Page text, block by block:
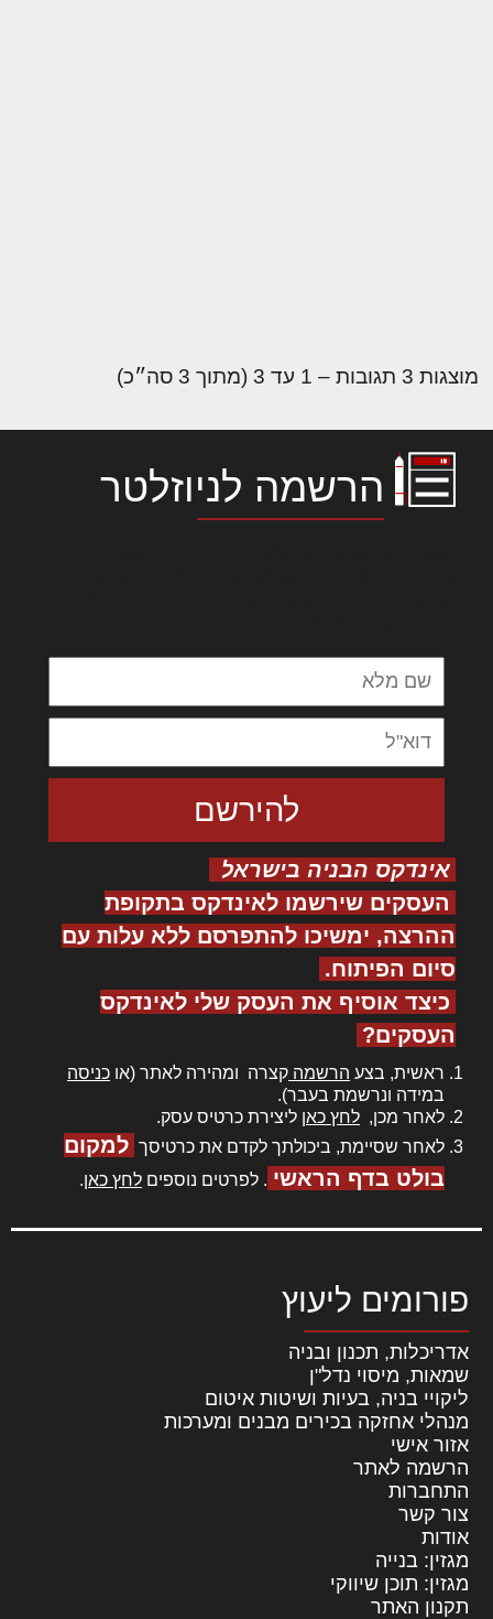
מוצגות 3 תגובות – 1 עד 3 (מתוך 3 סה״כ)
הרשמה לניוזלטר
אינדקס הבניה בישראל
העסקים שירשמו לאינדקס בתקופת
ההרצה, ימשיכו להתפרסם ללא עלות עם
סיום הפיתוח.
כיצד אוסיף את העסק שלי לאינדקס
העסקים?
ראשית, בצע הרשמה קצרה ומהירה לאתר (או כניסה
במידה ונרשמת בעבר).
לאחר מכן, לחץ כאן ליצירת כרטיס עסק.
לאחר שסיימת, ביכולתך לקדם את כרטיסך למקום
בולט בדף הראשי . לפרטים נוספים לחץ כאן.
פורומים ליעוץ
אדריכלות, תכנון ובניה
שמאות, מיסוי נדל"ן
ליקויי בניה, בעיות ושיטות איטום
מנהלי אחזקה בכירים מבנים ומערכות
אזור אישי
הרשמה לאתר
התחברות
צור קשר
אודות
מגזין: בנייה
מגזין: תוכן שיווקי
תקנון האתר